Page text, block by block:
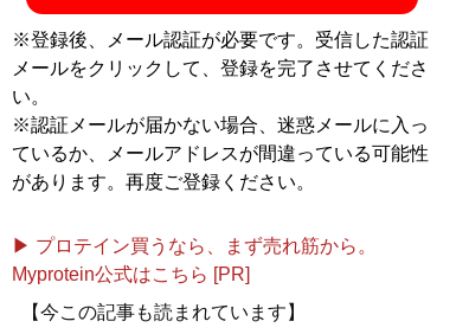
地方のしがないショップ
店員はなぜ成功できたの
その秘密はロードマップ
にあった
『MBの偏愛ブランド図鑑
※登録後、メール認証が必要です。受信した認証
メールをクリックして、登録を完了させてくださ
い。
※認証メールが届かない場合、迷惑メールに入っ
ているか、メールアドレスが間違っている可能性
があります。再度ご登録ください。
▶ プロテイン買うなら、まず売れ筋から。
Myprotein公式はこちら [PR]
【今この記事も読まれています】